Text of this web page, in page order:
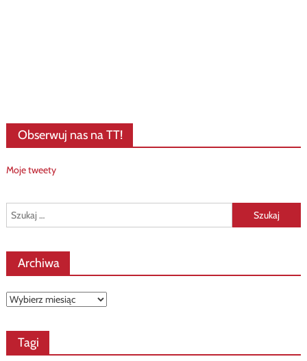
Obserwuj nas na TT!
Moje tweety
Szukaj:
Archiwa
Archiwa
Tagi